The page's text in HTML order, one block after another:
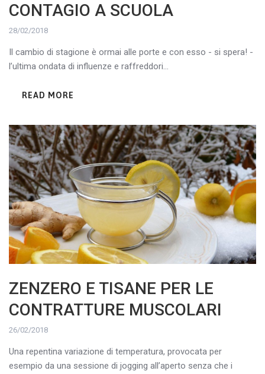
CONTAGIO A SCUOLA
28/02/2018
Il cambio di stagione è ormai alle porte e con esso - si spera! -
l’ultima ondata di influenze e raffreddori...
READ MORE
ZENZERO E TISANE PER LE
CONTRATTURE MUSCOLARI
26/02/2018
Una repentina variazione di temperatura, provocata per
esempio da una sessione di jogging all’aperto senza che i